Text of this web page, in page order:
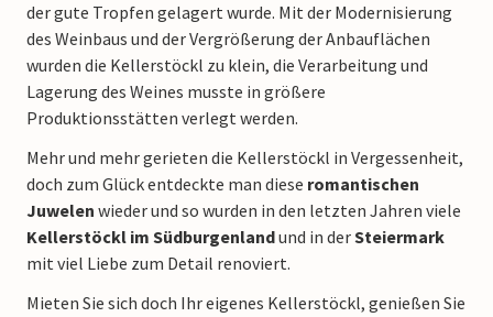
der gute Tropfen gelagert wurde. Mit der Modernisierung
des Weinbaus und der Vergrößerung der Anbauflächen
wurden die Kellerstöckl zu klein, die Verarbeitung und
Lagerung des Weines musste in größere
Produktionsstätten verlegt werden.
Mehr und mehr gerieten die Kellerstöckl in Vergessenheit,
doch zum Glück entdeckte man diese romantischen
Juwelen wieder und so wurden in den letzten Jahren viele
Kellerstöckl im Südburgenlandund in derSteiermark
mit viel Liebe zum Detail renoviert.
Mieten Sie sich doch Ihr eigenes Kellerstöckl, genießen Sie